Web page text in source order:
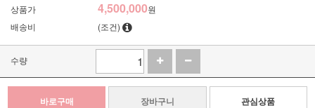
상품가 4,500,000원
배송비
(조건)
수량
바로구매 장바구니 관심상품